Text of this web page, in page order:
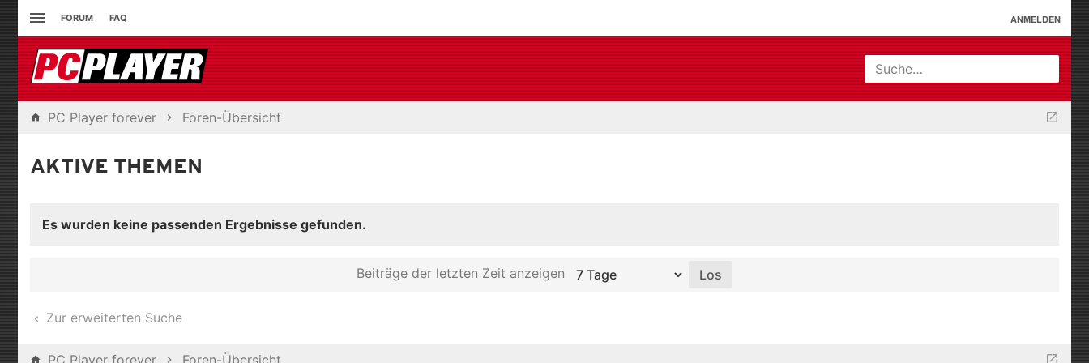
FORUM FAQ ANMELDEN
Suche…
PC Player forever Foren-Übersicht
AKTIVE THEMEN
Es wurden keine passenden Ergebnisse gefunden.
Beiträge der letzten Zeit anzeigen
Zur erweiterten Suche
PC Player forever Foren-Übersicht